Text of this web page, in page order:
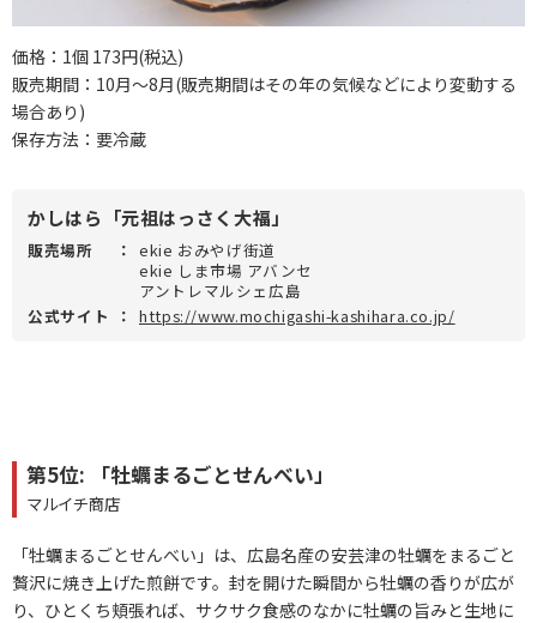
価格：1個 173円(税込)
販売期間：10月～8月(販売期間はその年の気候などにより変動する
場合あり)
保存方法：要冷蔵
かしはら「元祖はっさく大福」
販売場所 ： ekie おみやげ街道
ekie しま市場 アバンセ
アントレマルシェ広島
公式サイト
： https://www.mochigashi-kashihara.co.jp/
第5位: 「牡蠣まるごとせんべい」
マルイチ商店
「牡蠣まるごとせんべい」は、広島名産の安芸津の牡蠣をまるごと
贅沢に焼き上げた煎餅です。封を開けた瞬間から牡蠣の香りが広が
り、ひとくち頬張れば、サクサク食感のなかに牡蠣の旨みと生地に